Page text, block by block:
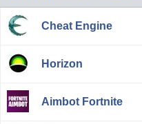
Cheat Engine
Horizon
Aimbot Fortnite